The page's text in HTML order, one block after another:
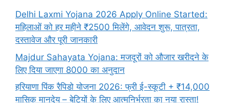
Delhi Laxmi Yojana 2026 Apply Online Started:
महिलाओं को हर महीने ₹2500 मिलेंगे, आवेदन शुरू, पात्रता,
दस्तावेज और पूरी जानकारी
Majdur Sahayata Yojana: मजदूरों को औजार खरीदने के
लिए दिया जाएगा 8000 का अनुदान
हरियाणा पिंक रैपिडो योजना 2026: फ्री ई-स्कूटी + ₹14,000
मासिक मानदेय – बेटियों के लिए आत्मनिर्भरता का नया रास्ता!